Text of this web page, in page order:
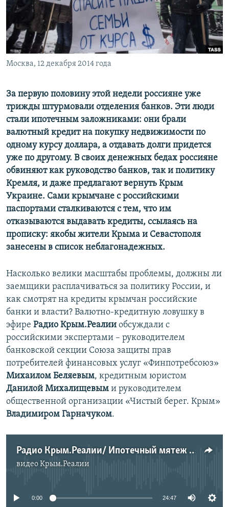
ПОБЕДИТЕЛЕЙ НЕ СУДЯТ?
КРЫМ.НЕПОКОРЕННЫЙ
ELIFBE
УКРАИНСКАЯ ПРОБЛЕМА КРЫМА
ПРИСОЕДИНЯЙТЕСЬ!
Москва, 12 декабря 2014 года
За первую половину этой недели россияне уже
трижды штурмовали отделения банков. Эти люди
стали ипотечным заложниками: они брали
валютный кредит на покупку недвижимости по
одному курсу доллара, а отдавать долги придется
уже по другому. В своих денежных бедах россияне
обвиняют как руководство банков, так и политику
Кремля, и даже предлагают вернуть Крым
Украине. Сами крымчане с российскими
паспортами сталкиваются с тем, что им
отказываются выдавать кредиты, ссылаясь на
прописку: якобы жители Крыма и Севастополя
занесены в список неблагонадежных.
Насколько велики масштабы проблемы, должны ли
заемщики расплачиваться за политику России, и
как смотрят на кредиты крымчан российские
банки и власти? Валютно-кредитную ловушку в
эфире Радио Крым.Реалии обсуждали с
российскими экспертами – руководителем
банковской секции Союза защиты прав
потребителей финансовых услуг «Финпотребсоюз»
Михаилом Беляевым, кредитным юристом
Данилой Михалищевым и руководителем
общественной организации «Чистый берег. Крым»
Владимиром Гарначуком.
Радио Крым.Реалии/ Ипотечный мятеж в России – расплата за оккупацию Крыма?
видеоКрым.Реалии
0:00 24:47